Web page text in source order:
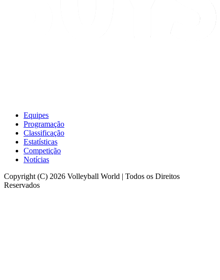
Equipes
Programação
Classificação
Estatísticas
Competição
Notícias
Copyright (C) 2026 Volleyball World | Todos os Direitos
Reservados